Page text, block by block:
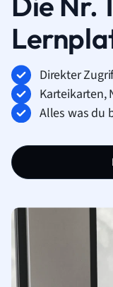
Direkter
Karteikarten,
Alles was du